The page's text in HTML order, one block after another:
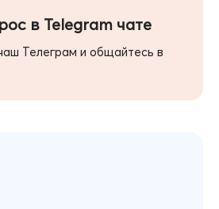
в Telegram чате
Телеграм и общайтесь в